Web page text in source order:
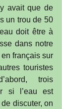
avait que de
un trou de 50
doit être à
dans notre
français sur
touristes
trois
si l’eau est
discuter, on